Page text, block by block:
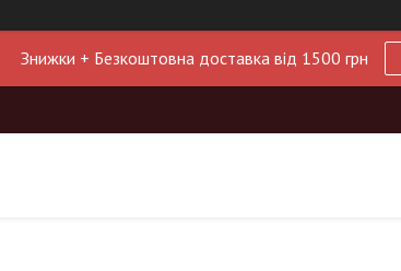
Знижки + Безкоштовна доставка від 1500 грн